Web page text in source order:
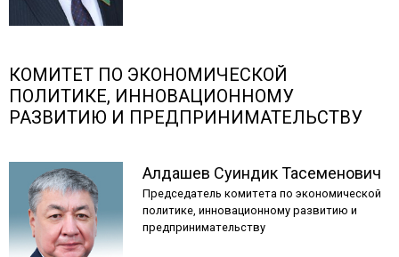
КОМИТЕТ ПО ЭКОНОМИЧЕСКОЙ
ПОЛИТИКЕ, ИННОВАЦИОННОМУ
РАЗВИТИЮ И ПРЕДПРИНИМАТЕЛЬСТВУ
Алдашев СуиндикТасеменович
Председатель комитета по экономической
политике, инновационному развитию и
предпринимательству